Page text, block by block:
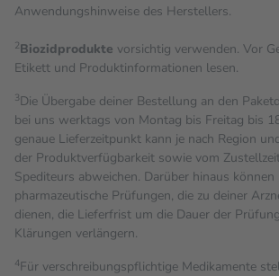
Anwendungshinweise des Herstellers.
2Biozidprodukte vorsichtig verwenden. Vor
Etikett und Produktinformationen lesen.
3Die Übergabe deiner Bestellung an den
bei uns werktags von Montag bis Freitag bis
genaue Lieferzeitpunkt kann je nach Region
der Produktverfügbarkeit sowie vom
Spediteurs abweichen. Darüber hinaus
pharmazeutische Prüfungen, die zu deiner
dienen, die Lieferfrist um die Dauer der
Klärungen verlängern.
4Für verschreibungspflichtige Medikamente